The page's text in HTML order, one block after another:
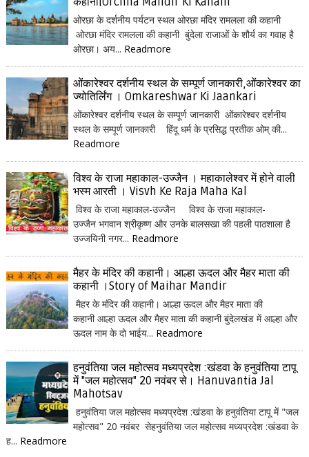
ओरछा के दर्शनीय पर्यटन स्थल ओरछा मंदिर रामलला की कहानी
ओरछा मंदिर रामलला की कहानी बुंदेला राजाओं के शौर्य का गवाह है
ओरछा। अय... Readmore
ओंकारेश्वर दर्शनीय स्थल के सम्पूर्ण जानकारी,ओंकारेश्वर का
ज्योतिर्लिंग । Omkareshwar Ki Jaankari
ओंकारेश्वर दर्शनीय स्थल के सम्पूर्ण जानकारी ओंकारेश्वर दर्शनीय
स्थल के सम्पूर्ण जानकारी हिंदू धर्म के प्रसिद्ध प्रतीक ओम् की...
Readmore
विश्व के राजा महाकाल-उज्जैन । महाकालेश्वर में होने वाली
भस्म आरती । Visvh Ke Raja Maha Kal
विश्व के राजा महाकाल-उज्जैन विश्व के राजा महाकाल-
उज्जैन भगवान श्रीकृष्ण और उनके बालसखा की पहली पाठशाला है
उज्जयिनी नगर... Readmore
मैहर के मंदिर की कहानी। आल्हा ऊदल और मैहर माता की
कहानी ।Story of Maihar Mandir
मैहर के मंदिर की कहानी। आल्हा ऊदल और मैहर माता की
कहानी आल्हा ऊदल और मैहर माता की कहानी बुंदेलखंड में आल्हा और
ऊदल नाम के दो भाईय... Readmore
हनुवंतिया जल महोत्सव मध्यप्रदेश :खंडवा के हनुवंतिया टापू
में "जल महोत्सव" 20 नवंबर से। Hanuvantia Jal
Mahotsav
हनुवंतिया जल महोत्सव मध्यप्रदेश :खंडवा के हनुवंतिया टापू में "जल
महोत्सव" 20 नवंबर सेहनुवंतिया जल महोत्सव मध्यप्रदेश :खंडवा के
ह... Readmore